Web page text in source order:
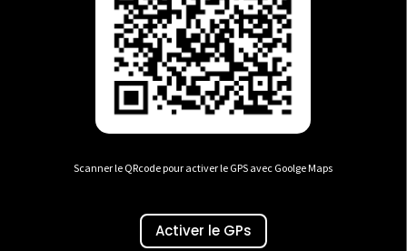
Scanner le QRcode pour activer le GPS avec Goolge Maps
Activer le GPs